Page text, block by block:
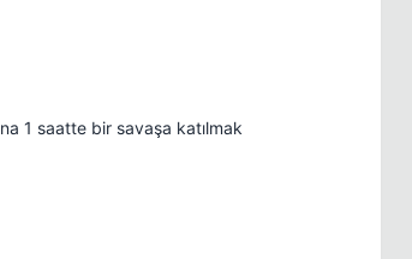
1 saatte bir savaşa katılmak